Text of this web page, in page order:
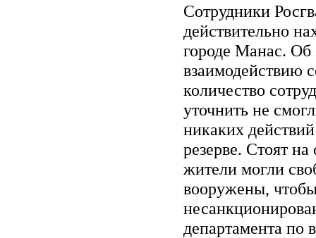
Сотрудники
действительно
городе Манас. Об
взаимодействию
количество
уточнить не
никаких
резерве. Стоят
жители могли
вооружены,
департамента